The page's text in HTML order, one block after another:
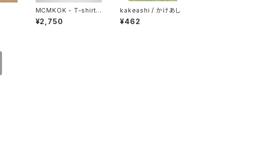
MCMKOK - T-shirt /
Indigo
¥2,750
kakeashi / かけあし
¥462